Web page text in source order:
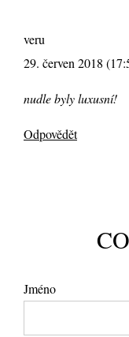
veru
29. červen 2018
nudle byly luxusní!
Odpovědět
Jméno